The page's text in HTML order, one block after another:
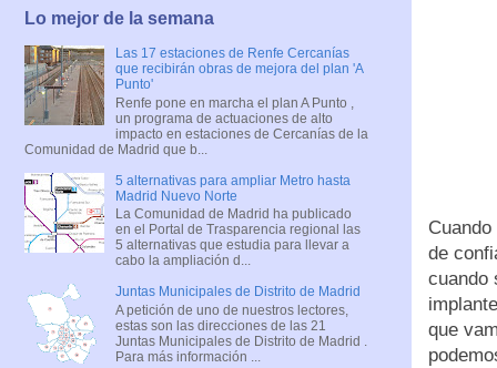
de
cuando
que
Lo mejor de la semana
Las 17 estaciones de Renfe Cercanías
que recibirán obras de mejora del plan 'A
Punto'
Renfe pone en marcha el plan A Punto ,
un programa de actuaciones de alto
impacto en estaciones de Cercanías de la
Comunidad de Madrid que b...
5 alternativas para ampliar Metro hasta
Madrid Nuevo Norte
La Comunidad de Madrid ha publicado
en el Portal de Trasparencia regional las
5 alternativas que estudia para llevar a
cabo la ampliación d...
Juntas Municipales de Distrito de Madrid
A petición de uno de nuestros lectores,
estas son las direcciones de las 21
Juntas Municipales de Distrito de Madrid .
Para más información ...